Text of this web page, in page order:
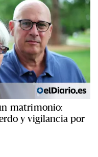
matrimonio:
y vigilancia por